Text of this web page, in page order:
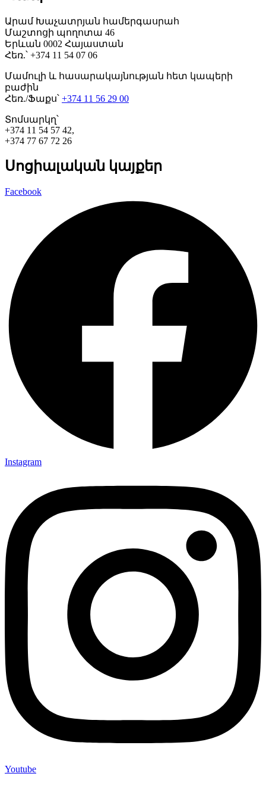
Արամ Խաչատրյան համերգասրահ
Մաշտոցի պողոտա 46
Երևան 0002 Հայաստան
Հեռ.՝ +374 11 54 07 06
Մամուլի և հասարակայնության հետ կապերի
բաժին
Հեռ./Ֆաքս՝ +374 11 56 29 00
Տոմսարկղ՝
+374 11 54 57 42,
+374 77 67 72 26
Սոցիալական կայքեր
Facebook
Instagram
Youtube